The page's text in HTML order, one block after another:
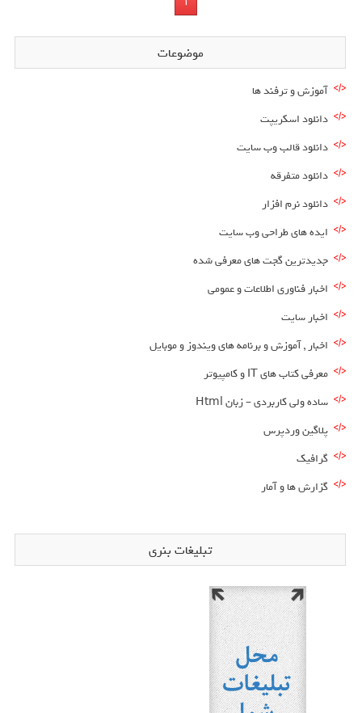
موضوعات
آموزش و ترفند ها
دانلود اسکریپت
دانلود قالب وب سایت
دانلود متفرقه
دانلود نرم افزار
ایده های طراحی وب سایت
جدیدترین گجت های معرفی شده
اخبار فناوری اطلاعات و عمومی
اخبار سایت
اخبار , آموزش و برنامه های ویندوز و موبایل
معرفی کتاب های IT و کامپیوتر
ساده ولی کاربردی – زبان Html
پلاگین وردپرس
گرافیک
گزارش ها و آمار
تبلیغات بنری